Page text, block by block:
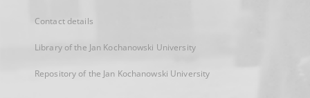
Contact details
Library of the Jan Kochanowski University
Repository of the Jan Kochanowski University